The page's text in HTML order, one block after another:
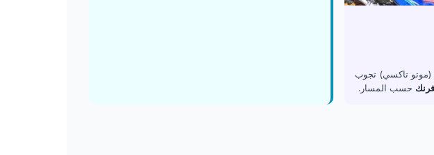
(موتو تاكسي) تجوب
حسب المسار.